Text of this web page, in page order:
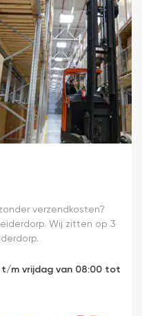
verzendkosten?
Wij zitten op 3
t/m vrijdag van 08:00 tot